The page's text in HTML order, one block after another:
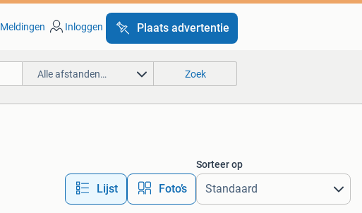
Meldingen Inloggen Plaats advertentie
Alle afstanden… Zoek
Lijst Foto’s
Sorteer op